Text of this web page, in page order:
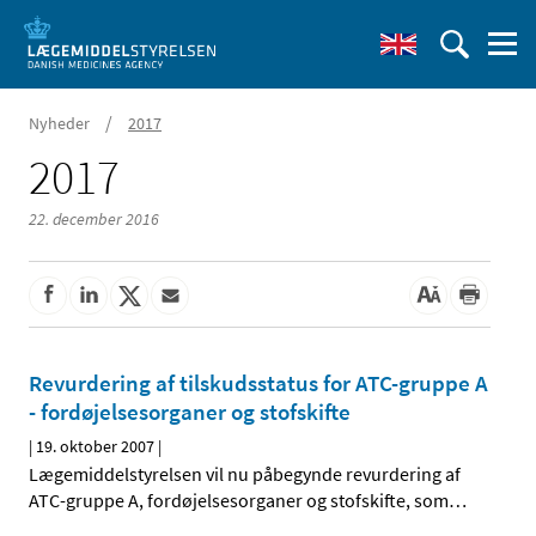
Nyheder / 2017
2017
22. december 2016
Revurdering af tilskudsstatus for ATC-gruppe A
- fordøjelsesorganer og stofskifte
| 19. oktober 2007 |
Lægemiddelstyrelsen vil nu påbegynde revurdering af
ATC-gruppe A, fordøjelsesorganer og stofskifte, som…